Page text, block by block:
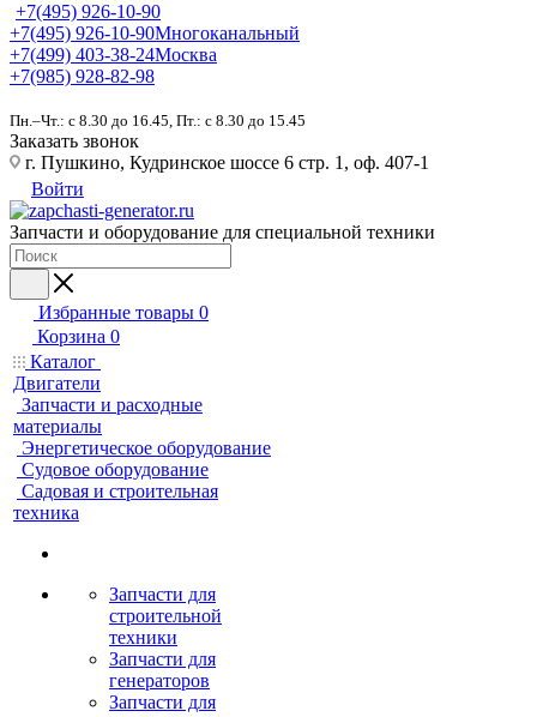
+7(495) 926-10-90
+7(495) 926-10-90Многоканальный
+7(499) 403-38-24Москва
+7(985) 928-82-98
Пн.–Чт.: с 8.30 до 16.45, Пт.: с 8.30 до 15.45
Заказать звонок
г. Пушкино, Кудринское шоссе 6 стр. 1, оф. 407-1
Войти
Запчасти и оборудование для специальной техники
Избранные товары 0
Корзина 0
Каталог
Двигатели
Запчасти и расходные
материалы
Энергетическое оборудование
Судовое оборудование
Садовая и строительная
техника
Запчасти для
строительной
техники
Запчасти для
генераторов
Запчасти для